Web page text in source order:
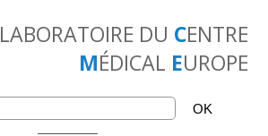
LABORATOIRE DU CENTRE
MÉDICAL EUROPE